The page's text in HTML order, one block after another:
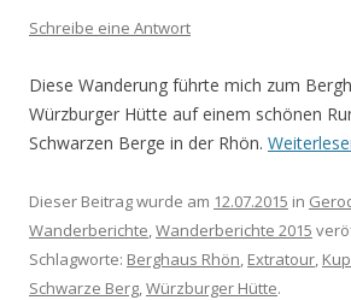
Schreibe eine Antwort
Diese Wanderung führte mich zum
Würzburger Hütte auf einem schönen
Schwarzen Berge in der Rhön.
Dieser Beitrag wurde am 12.07.2015 in
Wanderberichte,Wanderberichte 2015
Schlagworte: Berghaus Rhön, Extratour,
Schwarze Berg,Würzburger Hütte.